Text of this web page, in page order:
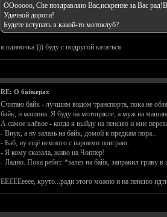
ООооооо, Che поздравляю Вас,искренне за Вас
Удачной дороги!
Будете вступать в какой-то мотоклуб?
я одиночка ))) буду с подругой кататься
RE: О байкерах
Считаю байк - лучшим видом транспорта, пока не
байк, и машина. Я буду на мотоцикле, а муж на
А самое клёвое - когда я выйду на пенсию и мне
- Внук, а ну залазь на байк, домой к предкам пора..
- Баб, ну ещё немного с парнями поиграю..
- Я кому сказала, живо на Чоппер!
- Ладно. Пока ребят. *залез на байк, заправил гриву
ЕЕЕЕЕееее, круто...ради этого можно и на пенсию